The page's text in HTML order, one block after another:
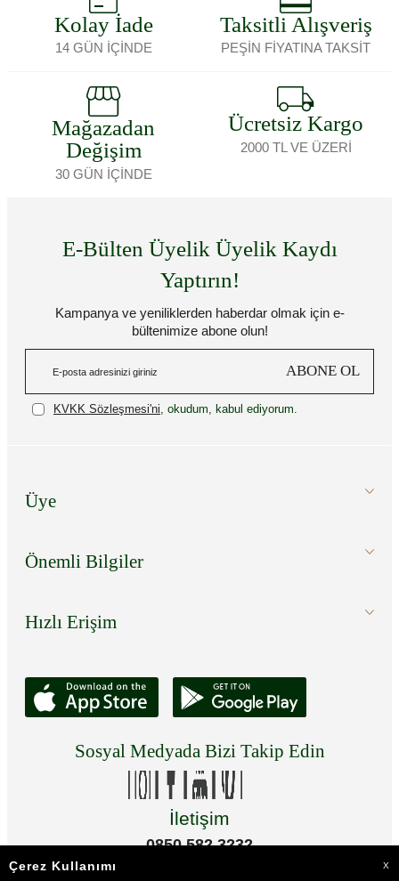
Kolay İade
14 GÜN İÇİNDE
Taksitli Alışveriş
PEŞİN FİYATINA TAKSİT
Mağazadan
Değişim
30 GÜN İÇİNDE
Ücretsiz Kargo
2000 TL VE ÜZERİ
E-Bülten Üyelik Üyelik Kaydı
Yaptırın!
Kampanya ve yeniliklerden haberdar olmak için e-
bültenimize abone olun!
ABONE OL
KVKK Sözleşmesi'ni , okudum, kabul ediyorum.
Üye
Önemli Bilgiler
Hızlı Erişim
Sosyal Medyada Bizi Takip Edin
İletişim
0850 582 3232
Çerez Kullanımı X